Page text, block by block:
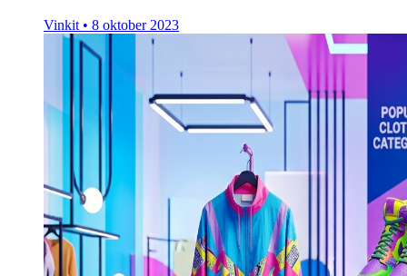
Vinkit • 8 oktober 2023